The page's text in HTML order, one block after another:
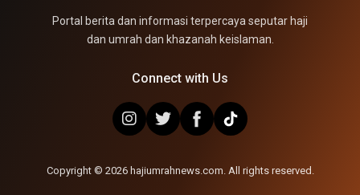
Portal berita dan informasi terpercaya seputar haji
dan umrah dan khazanah keislaman.
Connect with Us
Copyright © 2026 hajiumrahnews.com. All rights reserved.